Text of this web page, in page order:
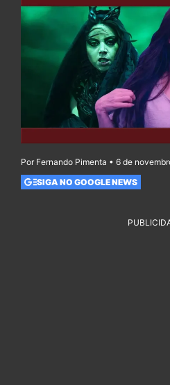
Por Fernando Pimenta • 6 de
SIGA NO GOOGLE NEWS